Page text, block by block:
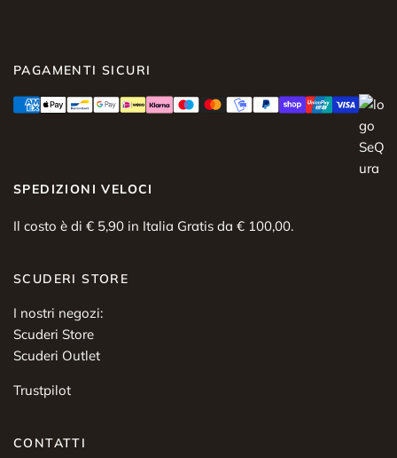
PAGAMENTI SICURI
SPEDIZIONI VELOCI
Il costo è di € 5,90 in Italia Gratis da € 100,00.
SCUDERI STORE
I nostri negozi:
Scuderi Store
Scuderi Outlet
Trustpilot
CONTATTI